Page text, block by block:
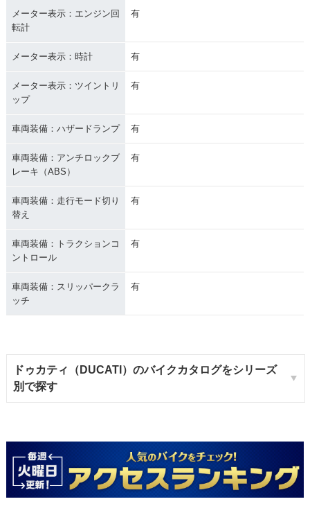
メーター表示：エンジン回
転計
有
メーター表示：時計 有
メーター表示：ツイントリ
ップ
有
車両装備：ハザードランプ 有
車両装備：アンチロックブ
レーキ（ABS）
有
車両装備：走行モード切り
替え
有
車両装備：トラクションコ
ントロール
有
車両装備：スリッパークラ
ッチ
有
ドゥカティ（DUCATI）のバイクカタログをシリーズ
別で探す